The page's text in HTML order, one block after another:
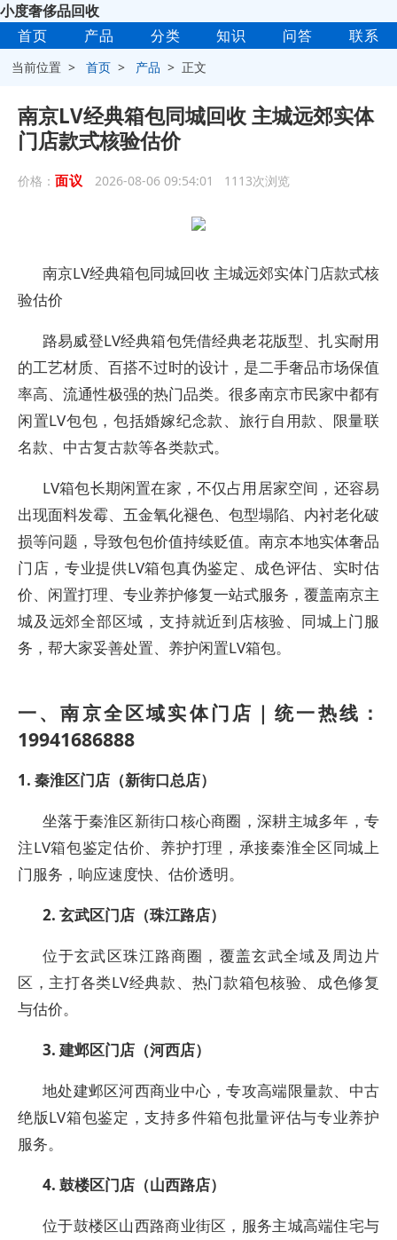
小度奢侈品回收
首页
产品 分类 知识 问答 联系
当前位置 >首页 > 产品 > 正文
南京LV经典箱包同城回收 主城远郊实体
门店款式核验估价
价格： 面议 2026-08-06 09:54:01 1113次浏览
南京LV经典箱包同城回收 主城远郊实体门店款式核
验估价
路易威登LV经典箱包凭借经典老花版型、扎实耐用
的工艺材质、百搭不过时的设计，是二手奢品市场保值
率高、流通性极强的热门品类。很多南京市民家中都有
闲置LV包包，包括婚嫁纪念款、旅行自用款、限量联
名款、中古复古款等各类款式。
LV箱包长期闲置在家，不仅占用居家空间，还容易
出现面料发霉、五金氧化褪色、包型塌陷、内衬老化破
损等问题，导致包包价值持续贬值。南京本地实体奢品
门店，专业提供LV箱包真伪鉴定、成色评估、实时估
价、闲置打理、专业养护修复一站式服务，覆盖南京主
城及远郊全部区域，支持就近到店核验、同城上门服
务，帮大家妥善处置、养护闲置LV箱包。
一、南京全区域实体门店｜统一热线：
19941686888
1. 秦淮区门店（新街口总店）
坐落于秦淮区新街口核心商圈，深耕主城多年，专
注LV箱包鉴定估价、养护打理，承接秦淮全区同城上
门服务，响应速度快、估价透明。
2. 玄武区门店（珠江路店）
位于玄武区珠江路商圈，覆盖玄武全域及周边片
区，主打各类LV经典款、热门款箱包核验、成色修复
与估价。
3. 建邺区门店（河西店）
地处建邺区河西商业中心，专攻高端限量款、中古
绝版LV箱包鉴定，支持多件箱包批量评估与专业养护
服务。
4. 鼓楼区门店（山西路店）
位于鼓楼区山西路商业街区，服务主城高端住宅与